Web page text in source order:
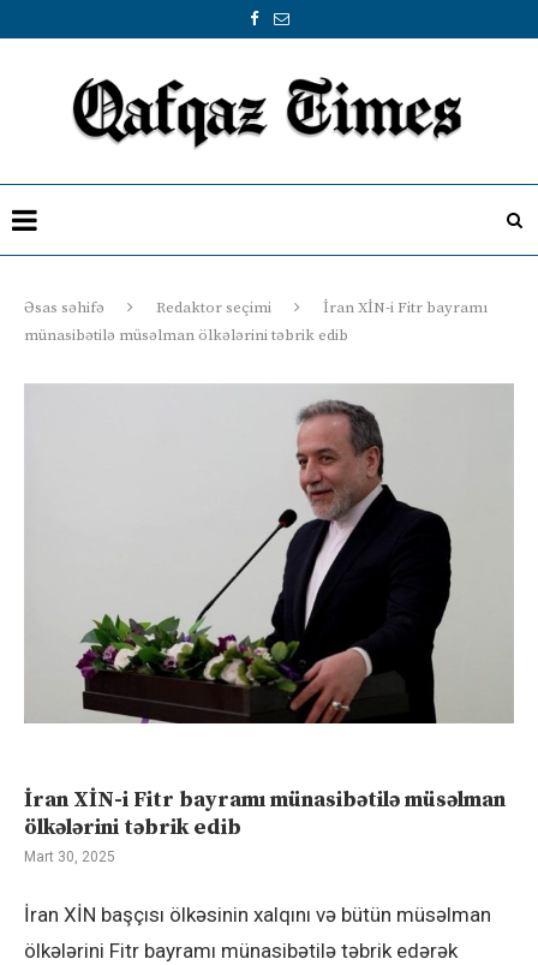
Əsas səhifə Redaktor seçimi
İran XİN-i Fitr bayramı
münasibətilə müsəlman ölkələrini təbrik edib
İran XİN-i Fitr bayramı münasibətilə müsəlman
ölkələrini təbrik edib
Mart 30, 2025
İran XİN başçısı ölkəsinin xalqını və bütün müsəlman
ölkələrini Fitr bayramı münasibətilə təbrik edərək